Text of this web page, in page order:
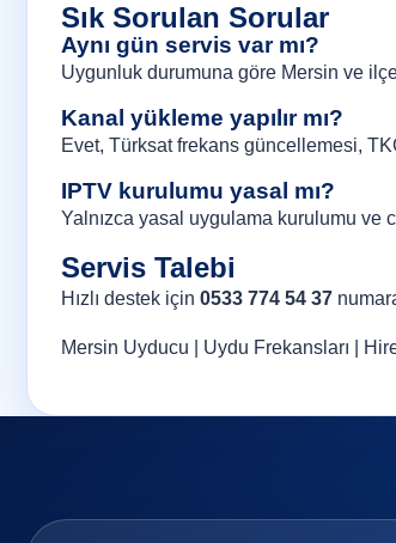
Sık Sorulan Sorular
Aynı gün servis var mı?
Uygunluk durumuna göre Mersin ve
Kanal yükleme yapılır mı?
Evet, Türksat frekans güncellemesi,
IPTV kurulumu yasal mı?
Yalnızca yasal uygulama kurulumu ve
Servis Talebi
Hızlı destek için 0533 774 54 37
Mersin Uyducu Uydu Frekansları